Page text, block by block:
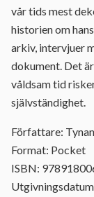
vår tids mest
historien om
arkiv, intervjuer
dokument. Det
våldsam tid
självständighet.
Författare:
Format: Pocket
ISBN: